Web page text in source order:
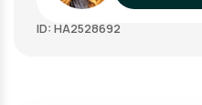
ID: HA2528692